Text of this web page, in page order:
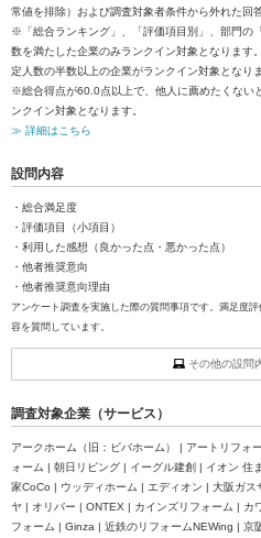
常値を排除）および調査対象者条件から外れた回
※「総合ランキング」、「評価項目別」、部門の
数を満たした企業のみランクイン対象となります
定人数の半数以上の企業がランクイン対象となりま
※総合得点が60.0点以上で、他人に薦めたくない
ンクイン対象となります。
≫ 詳細はこちら
設問内容
・総合満足度
・評価項目（小項目）
・利用した感想（良かった点・悪かった点）
・他者推奨意向
・他者推奨意向理由
アンケート調査を実施した際の質問事項です。満足度
容を質問しています。
その他の設問
調査対象企業（サービス）
アークホーム（旧：ビバホーム） | アートリフォ
ォーム | 朝日リビング | イーグル建創 | イオン 住
家CoCo | ウッディホーム | エディオン | 大阪ガ
ヤ | オリバー | ONTEX | カインズリフォーム | カ
フォーム | Ginza | 近鉄のリフォームNEWing | 京